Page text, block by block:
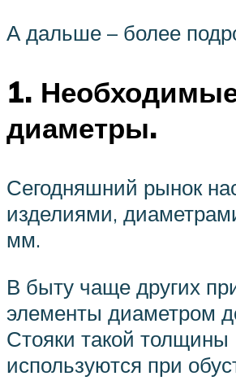
А дальше – более
1.
диаметры.
Сегодняшний рынок
изделиями,
мм.
В быту чаще других
элементы диаметром
Стояки такой толщины
используются при